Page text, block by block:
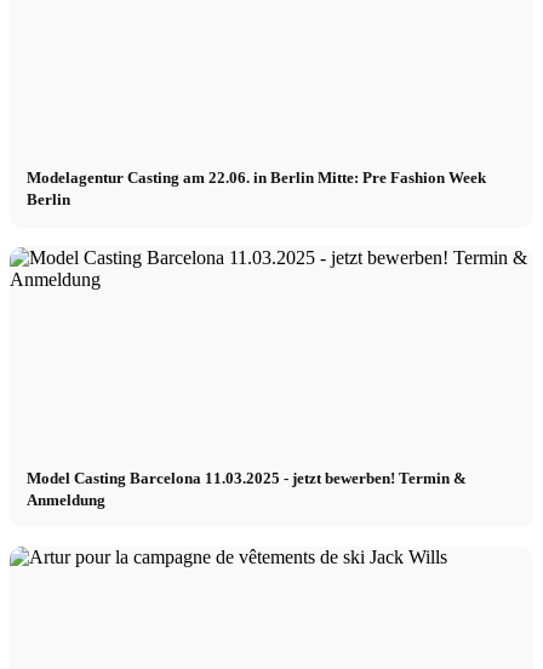
Modelagentur Casting am 22.06. in Berlin Mitte: Pre Fashion Week
Berlin
Model Casting Barcelona 11.03.2025 - jetzt bewerben! Termin &
Anmeldung